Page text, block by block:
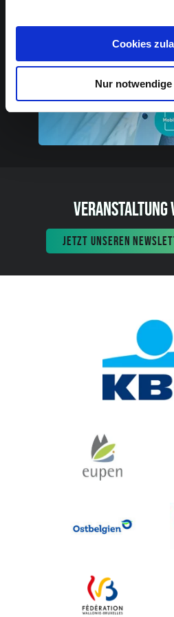
Cookies
Nur
VERANSTALTUNG
JETZT UNSEREN